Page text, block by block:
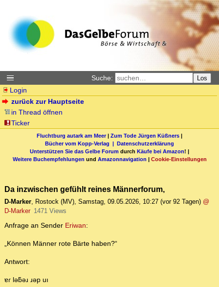
Suche: Los
Login
zurück zur Hauptseite
in Thread öffnen
Ticker
Fluchtburg autark am Meer| Zum Tode Jürgen Küßners |
Bücher vom Kopp-Verlag | Datenschutzerklärung
Unterstützen Sie das Gelbe Forum durch Käufe bei Amazon! |
Weitere Buchempfehlungen und Amazonnavigation | Cookie-Einstellungen
Da inzwischen gefühlt reines Männerforum,
D-Marker, Rostock (MV), Samstag, 09.05.2026, 10:27 (vor 92 Tagen) @
D-Marker 1471 Views
Anfrage an Sender Eriwan:
„Können Männer rote Bärte haben?“
Antwort:
ɐɾ lǝƃǝɹ ɹǝp uı